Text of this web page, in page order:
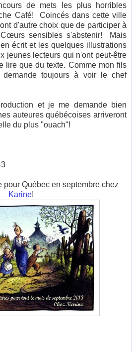
de mets les plus horribles
Café! Coincés dans cette ville
d'autre choix que de participer à
sensibles s'abstenir! Mais
écrit et les quelques illustrations
jeunes lecteurs qui n'ont peut-être
lire que du texte. Comme mon fils
toujours à voir le chef
et je me demande bien
auteures québécoises arriveront
du plus "ouach"!
pour Québec en septembre chez
Karine!